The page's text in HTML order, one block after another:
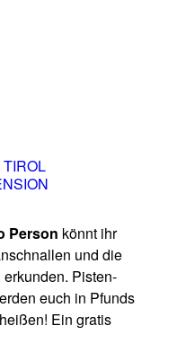
Person könnt ihr
und die
Pisten-
euch in Pfunds
Ein gratis